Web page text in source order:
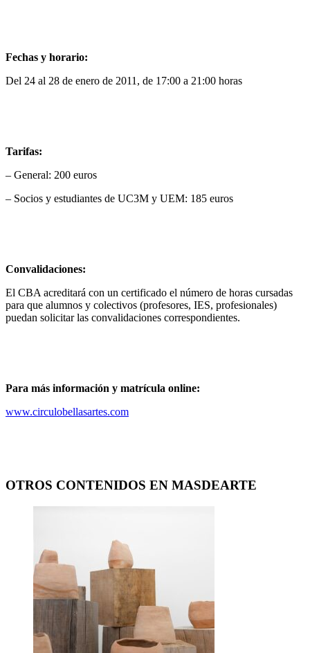
Fechas y horario:
Del 24 al 28 de enero de 2011, de 17:00 a 21:00 horas
Tarifas:
– General: 200 euros
– Socios y estudiantes de UC3M y UEM: 185 euros
Convalidaciones:
El CBA acreditará con un certificado el número de horas cursadas
para que alumnos y colectivos (profesores, IES, profesionales)
puedan solicitar las convalidaciones correspondientes.
Para más información y matrícula online:
www.circulobellasartes.com
OTROS CONTENIDOS EN MASDEARTE